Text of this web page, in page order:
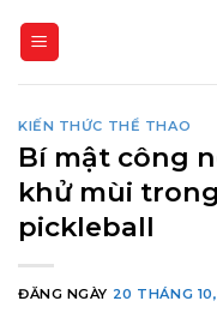
qua
KIẾN THỨC THỂ THAO
Bí mật công
khử mùi
pickleball
ĐĂNG NGÀY 20 THÁNG